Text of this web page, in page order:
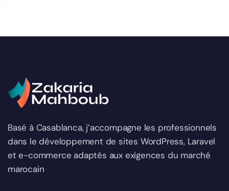
Basé à Casablanca, j’accompagne les professionnels
dans le développement de sites WordPress, Laravel
et e-commerce adaptés aux exigences du marché
marocain